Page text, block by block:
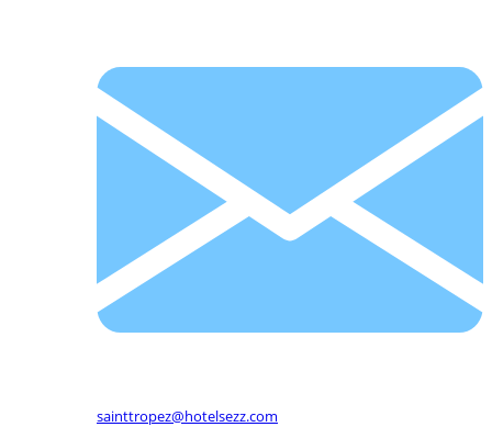
sainttropez@hotelsezz.com